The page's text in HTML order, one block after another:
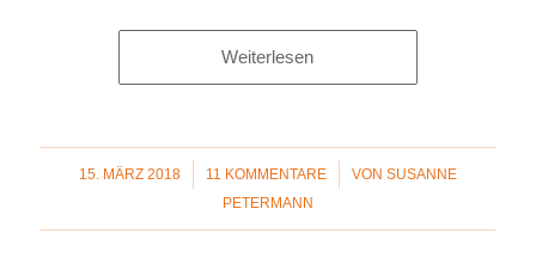
Weiterlesen
15. MÄRZ 2018
/ 11 KOMMENTARE
/ VON SUSANNE
PETERMANN